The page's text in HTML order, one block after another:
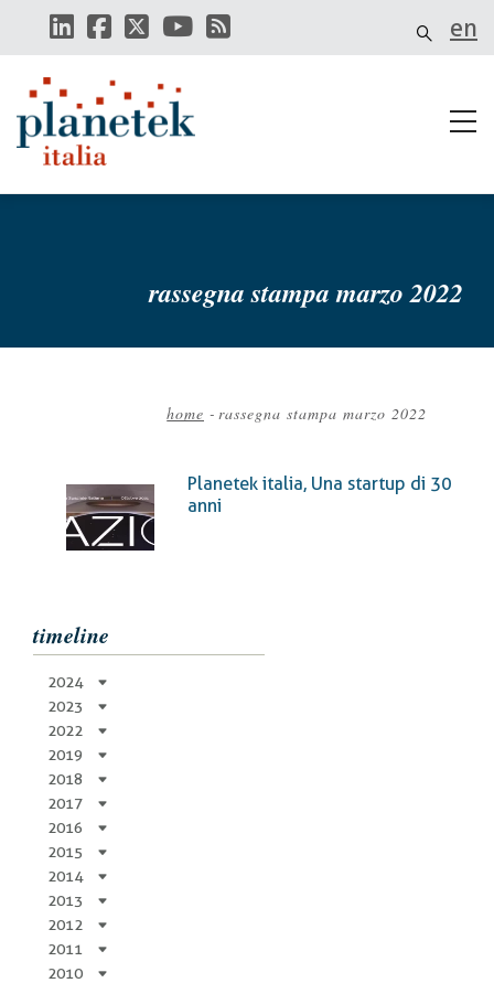
contenuto
en
rassegna stampa marzo 2022
pane
home - rassegna stampa marzo 2022
Planetek italia, Una startup di 30
anni
timeline
2024
2023
2022
2019
2018
2017
2016
2015
2014
2013
2012
2011
2010